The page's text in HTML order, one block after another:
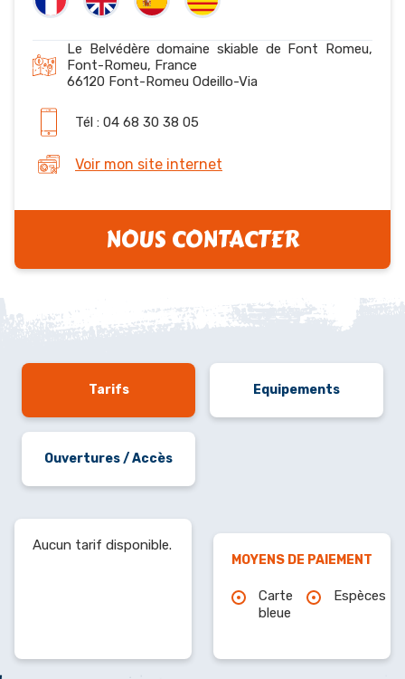
Le Belvédère domaine skiable de Font Romeu,
Font-Romeu, France
66120 Font-Romeu Odeillo-Via
Tél : 04 68 30 38 05
Voir mon site internet
NOUS CONTACTER
Tarifs Equipements
Ouvertures / Accès
Aucun tarif disponible.
MOYENS DE PAIEMENT
Carte
bleue
Espèces